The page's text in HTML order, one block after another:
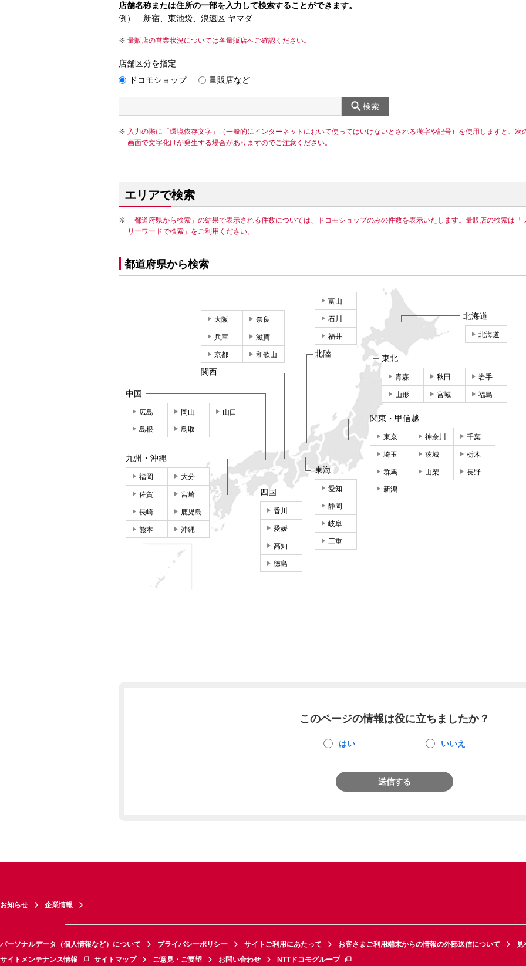
店舗名称または住所の一部を入力して検索することができます。
例） 新宿、東池袋、浪速区 ヤマダ
量販店の営業状況については各量販店へご確認ください。
店舗区分を指定
ドコモショップ
量販店など
検索
入力の際に「環境依存文字」（一般的にインターネットにおいて使ってはいけないとされる漢字や記号）を使用しますと、次
画面で文字化けが発生する場合がありますのでご注意ください。
エリアで検索
「都道府県から検索」の結果で表示される件数については、ドコモショップのみの件数を表示いたします。量販店の検索は「
リーワードで検索」をご利用ください。
都道府県から検索
北海道
北海道
東北
青森 秋田 岩手
山形 宮城 福島
関東・甲信越
東京 神奈川 千葉
埼玉 茨城 栃木
群馬 山梨 長野
新潟
東海
愛知
静岡
岐阜
三重
富山
石川
福井
北陸
大阪 奈良
兵庫 滋賀
京都 和歌山
関西
中国
広島 岡山 山口
島根 鳥取
四国
香川
愛媛
高知
徳島
九州・沖縄
福岡 大分
佐賀 宮崎
長崎 鹿児島
熊本 沖縄
このページの情報は役に立ちましたか？
はい いいえ
送信する
お知らせ 企業情報
パーソナルデータ（個人情報など）について プライバシーポリシー サイトご利用にあたって お客さまご利用端末からの情報の外部送信について
見
サイトメンテナンス情報
サイトマップ ご意見・ご要望 お問い合わせ NTTドコモグループ